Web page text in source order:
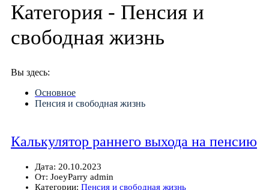
Категория - Пенсия и
свободная жизнь
Вы здесь:
Основное
Пенсия и свободная жизнь
Калькулятор раннего выхода на пенсию
Дата: 20.10.2023
От: JoeyParry admin
Категории: Пенсия и свободная жизнь